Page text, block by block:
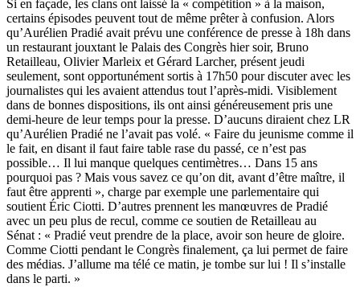
Si en façade, les clans ont laissé la « compétition » à la maison,
certains épisodes peuvent tout de même prêter à confusion. Alors
qu’Aurélien Pradié avait prévu une conférence de presse à 18h dans
un restaurant jouxtant le Palais des Congrès hier soir, Bruno
Retailleau, Olivier Marleix et Gérard Larcher, présent jeudi
seulement, sont opportunément sortis à 17h50 pour discuter avec les
journalistes qui les avaient attendus tout l’après-midi. Visiblement
dans de bonnes dispositions, ils ont ainsi généreusement pris une
demi-heure de leur temps pour la presse. D’aucuns diraient chez LR
qu’Aurélien Pradié ne l’avait pas volé. « Faire du jeunisme comme il
le fait, en disant il faut faire table rase du passé, ce n’est pas
possible… Il lui manque quelques centimètres… Dans 15 ans
pourquoi pas ? Mais vous savez ce qu’on dit, avant d’être maître, il
faut être apprenti », charge par exemple une parlementaire qui
soutient Éric Ciotti. D’autres prennent les manœuvres de Pradié
avec un peu plus de recul, comme ce soutien de Retailleau au
Sénat : « Pradié veut prendre de la place, avoir son heure de gloire.
Comme Ciotti pendant le Congrès finalement, ça lui permet de faire
des médias. J’allume ma télé ce matin, je tombe sur lui ! Il s’installe
dans le parti. »